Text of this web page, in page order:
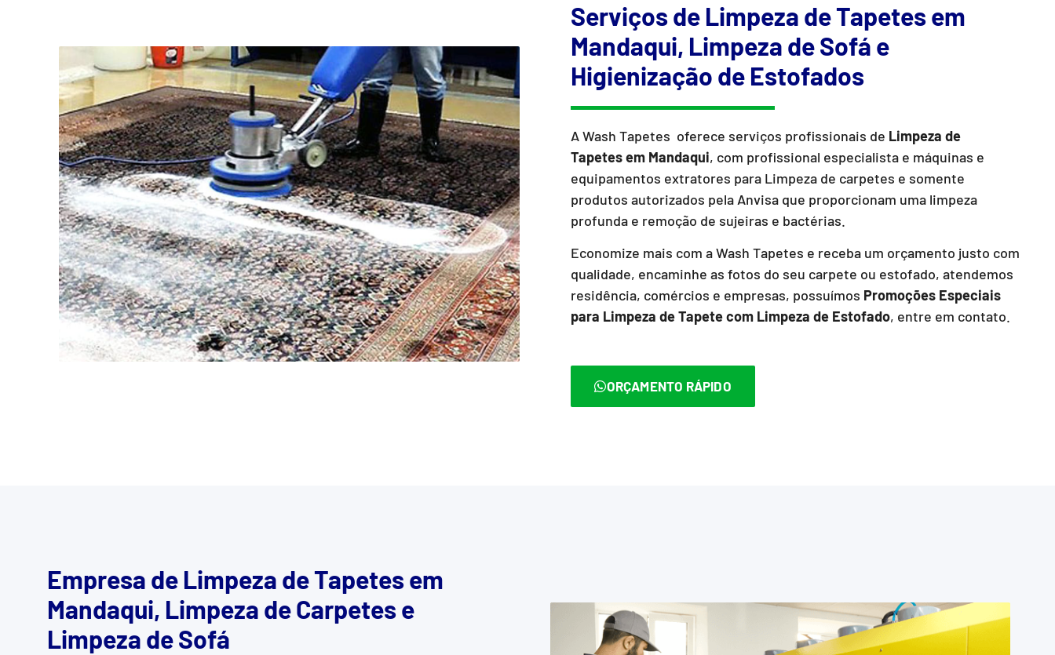
Serviços de Limpeza de Tapetes em
Mandaqui, Limpeza de Sofá e
Higienização de Estofados
A Wash Tapetes oferece serviços profissionais de Limpeza de
Tapetesem Mandaqui, com profissional especialista e máquinas e
equipamentos extratores para Limpeza de carpetes e somente
produtos autorizados pela Anvisa que proporcionam uma limpeza
profunda e remoção de sujeiras e bactérias.
Economize mais com a Wash Tapetes e receba um orçamento justo com
qualidade, encaminhe as fotos do seu carpete ou estofado, atendemos
residência, comércios e empresas, possuímos Promoções Especiais
para Limpeza de Tapete com Limpeza de Estofado, entre em contato.
ORÇAMENTO RÁPIDO
Empresa de Limpeza de Tapetes em
Mandaqui, Limpeza de Carpetes e
Limpeza de Sofá